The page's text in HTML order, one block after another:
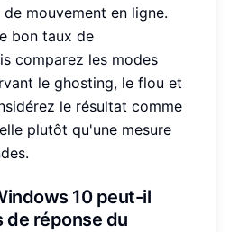
mouvement en ligne.
bon taux de
comparez les modes
le ghosting, le flou et
le résultat comme
plutôt qu'une mesure
10 peut-il
réponse du